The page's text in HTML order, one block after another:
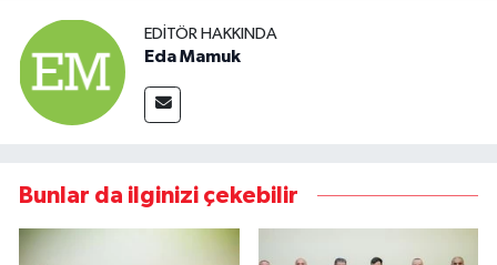
EDITÖR HAKKINDA
Eda Mamuk
Bunlar da ilginizi çekebilir